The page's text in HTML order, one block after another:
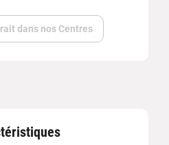
dans nos Centres